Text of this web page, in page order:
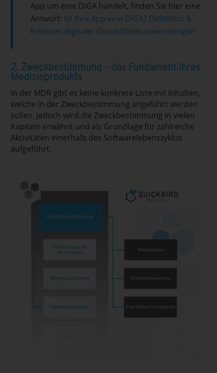
App um eine DiGA handelt, finden Sie hier eine
Antwort: Ist Ihre App eine DiGA? Definition &
Kriterien digitaler Gesundheitsanwendungen
2. Zweckbestimmung – das Fundament Ihres
Medizinprodukts
In der MDR gibt es keine konkrete Liste mit Inhalten,
welche in der Zweckbestimmung angeführt werden
sollen. Jedoch wird die Zweckbestimmung in vielen
Kapiteln erwähnt und als Grundlage für zahlreiche
Aktivitäten innerhalb des Softwarelebenszyklus
aufgeführt.